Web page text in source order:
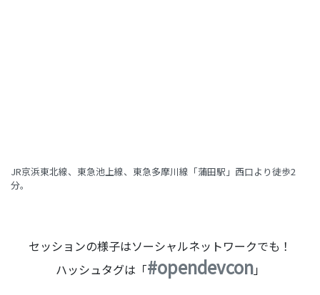
JR京浜東北線、東急池上線、東急多摩川線「蒲田駅」西口より徒歩2
分。
セッションの様子はソーシャルネットワークでも！
ハッシュタグは「#opendevcon」